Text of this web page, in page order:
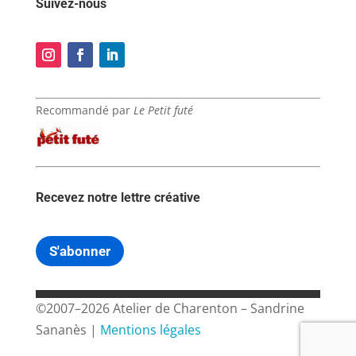
Suivez-nous
Recommandé par Le Petit futé
Recevez notre lettre créative
S'abonner
©2007–2026 Atelier de Charenton – Sandrine
Sananès | Mentions légales